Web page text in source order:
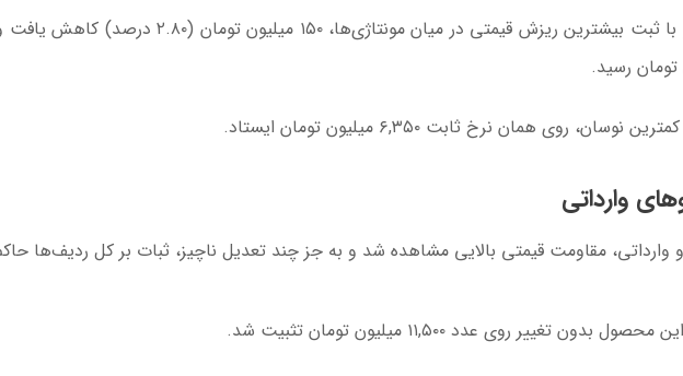
این خودرو با ثبت بیشترین ریزش قیمتی در میان مونتاژی‌ها، ۱۵۰ میلیون تومان (۲.۸۰ درصد)
رسید.
نوسان، روی همان نرخ ثابت ۶,۳۵۰ میلیون تومان ایستاد.
مقاومت قیمتی بالایی مشاهده شد و به جز چند تعدیل ناچیز، ثبات بر کل ردیف‌ها
محصول بدون تغییر روی عدد ۱۱,۵۰۰ میلیون تومان تثبیت شد.